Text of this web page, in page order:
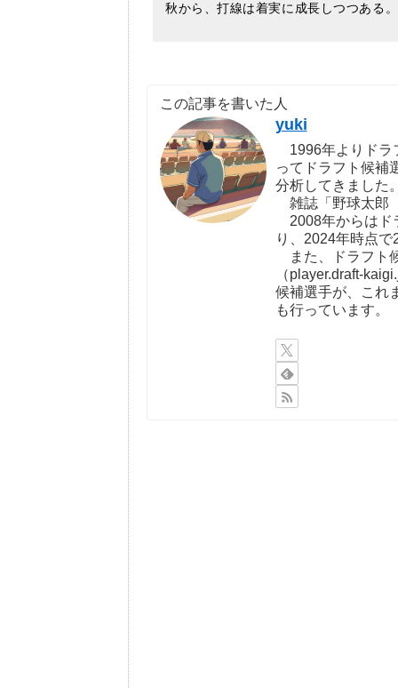
秋から、打線は着実に成長しつつある。
この記事を書いた人
yuki
1996年よりドラ
ってドラフト候補
分析してきました
雑誌「野球太郎
2008年からはド
り、2024年時点
また、ドラフト
（player.draft-
候補選手が、これ
も行っています。